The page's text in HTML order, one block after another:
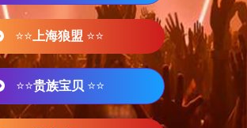
⭐⭐ 上海狼盟 ⭐⭐
⭐⭐贵族宝贝 ⭐⭐